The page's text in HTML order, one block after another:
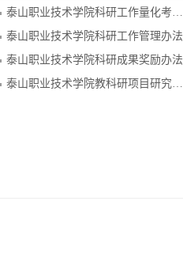
泰山职业技术学院科研工作量化考核办法.
泰山职业技术学院科研工作管理办法
泰山职业技术学院科研成果奖励办法
泰山职业技术学院教科研项目研究资助管...